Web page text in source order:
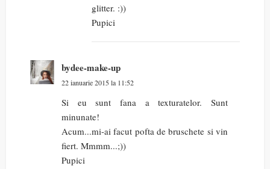
glitter. :))
Pupici
bydee-make-up
22 ianuarie 2015 la 11:52
Si eu sunt fana a texturatelor. Sunt
minunate!
Acum...mi-ai facut pofta de bruschete si vin
fiert. Mmmm...;))
Pupici